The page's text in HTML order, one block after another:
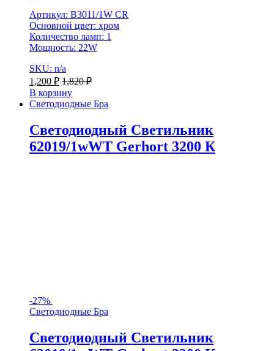
Артикул: B3011/1W CR
Основной цвет: хром
Количество ламп: 1
Мощность: 22W
SKU: n/a
1,200 ₽ 1,820₽
В корзину
Светодиодные Бра
Светодиодный Светильник
62019/1wWT Gerhort 3200 К
-27%
Светодиодные Бра
Светодиодный Светильник